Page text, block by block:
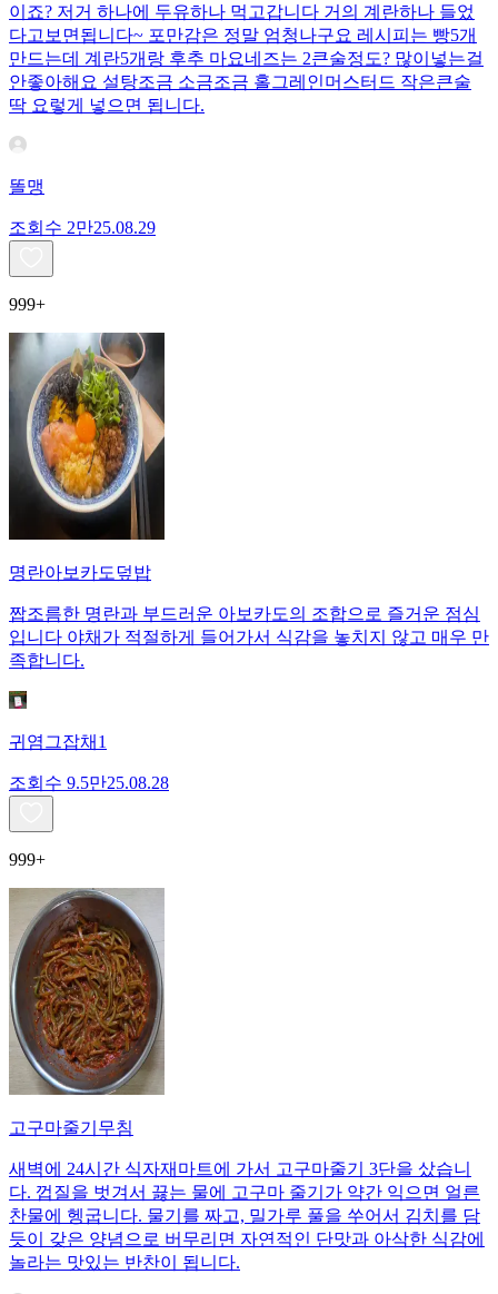
이죠? 저거 하나에 두유하나 먹고갑니다 거의 계란하나 들었
다고보면됩니다~ 포만감은 정말 엄청나구요 레시피는 빵5개
만드는데 계란5개랑 후추 마요네즈는 2큰술정도? 많이넣는걸
안좋아해요 설탕조금 소금조금 홀그레인머스터드 작은큰술
딱 요렇게 넣으면 됩니다.
똘맹
조회수 2만25.08.29
999+
명란아보카도덮밥
짭조름한 명란과 부드러운 아보카도의 조합으로 즐거운 점심
입니다 야채가 적절하게 들어가서 식감을 놓치지 않고 매우 만
족합니다.
귀염그잡채1
조회수 9.5만25.08.28
999+
고구마줄기무침
새벽에 24시간 식자재마트에 가서 고구마줄기 3단을 샀습니
다. 껍질을 벗겨서 끓는 물에 고구마 줄기가 약간 익으면 얼른
찬물에 헹굽니다. 물기를 짜고, 밀가루 풀을 쑤어서 김치를 담
듯이 갖은 양념으로 버무리면 자연적인 단맛과 아삭한 식감에
놀라는 맛있는 반찬이 됩니다.